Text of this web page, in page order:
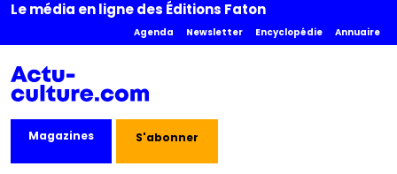
Le média en ligne des Éditions Faton
Agenda Newsletter Encyclopédie Annuaire
Magazines S'abonner